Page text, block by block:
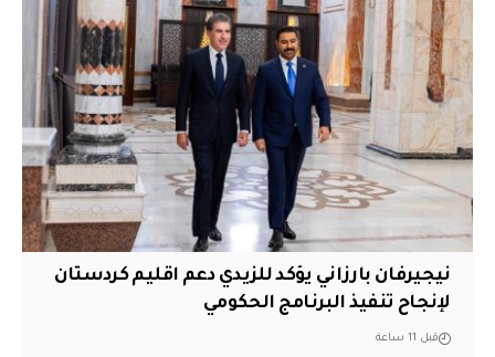
نيجيرفان بارزاني يؤكد للزيدي دعم اقليم ‏كردستان
لإنجاح تنفيذ البرنامج الحكومي
قبل 11 ساعة